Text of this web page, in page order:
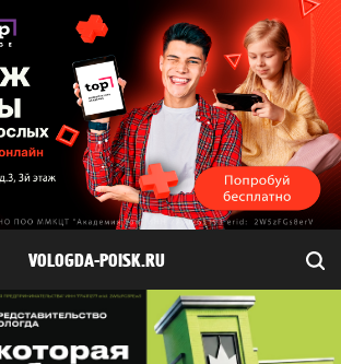
VOLOGDA-POISK.RU